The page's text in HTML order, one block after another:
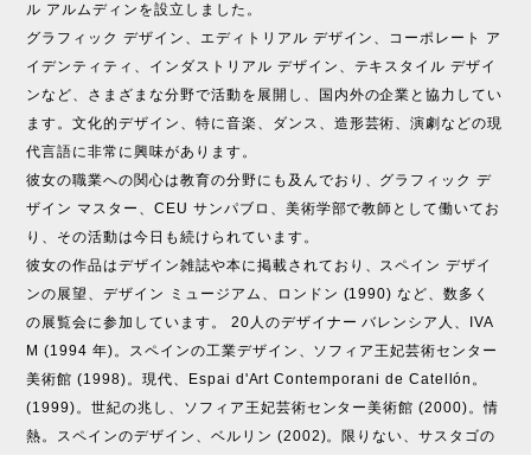
ル アルムディンを設立しました。
グラフィック デザイン、エディトリアル デザイン、コーポレート ア
イデンティティ、インダストリアル デザイン、テキスタイル デザイ
ンなど、さまざまな分野で活動を展開し、国内外の企業と協力してい
ます。文化的デザイン、特に音楽、ダンス、造形芸術、演劇などの現
代言語に非常に興味があります。
彼女の職業への関心は教育の分野にも及んでおり、グラフィック デ
ザイン マスター、CEU サンパブロ、美術学部で教師として働いてお
り、その活動は今日も続けられています。
彼女の作品はデザイン雑誌や本に掲載されており、スペイン デザイ
ンの展望、デザイン ミュージアム、ロンドン (1990) など、数多く
の展覧会に参加しています。 20人のデザイナー バレンシア人、IVA
M (1994 年)。スペインの工業デザイン、ソフィア王妃芸術センター
美術館 (1998)。現代、Espai d'Art Contemporani de Catellón。
(1999)。世紀の兆し、ソフィア王妃芸術センター美術館 (2000)。情
熱。スペインのデザイン、ベルリン (2002)。限りない、サスタゴの